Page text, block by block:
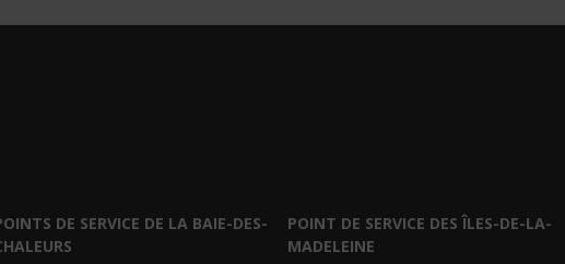
DE SERVICE DE LA BAIE-DES-
POINT DE SERVICE DES ÎLES-DE-LA-
MADELEINE